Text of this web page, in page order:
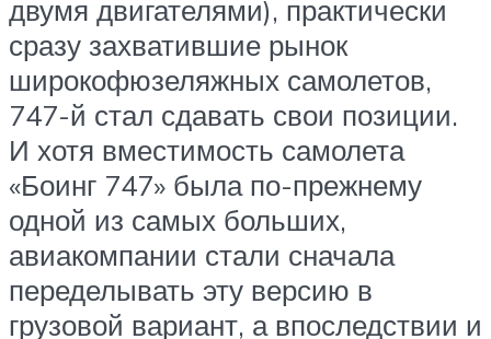
двумя двигателями), практически
сразу захватившие рынок
широкофюзеляжных самолетов,
747-й стал сдавать свои позиции.
И хотя вместимость самолета
«Боинг 747» была по-прежнему
одной из самых больших,
авиакомпании стали сначала
переделывать эту версию в
грузовой вариант, а впоследствии и